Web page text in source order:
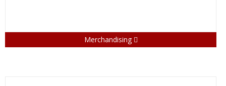
Merchandising